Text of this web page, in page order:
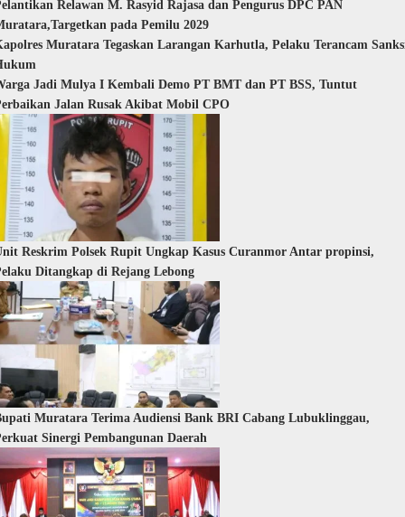
Relawan M. Rasyid Rajasa dan Pengurus DPC PAN
pada Pemilu 2029
Muratara Tegaskan Larangan Karhutla, Pelaku Terancam
Jadi Mulya I Kembali Demo PT BMT dan PT BSS, Tuntut
Jalan Rusak Akibat Mobil CPO
Reskrim Polsek Rupit Ungkap Kasus Curanmor Antar propinsi,
Ditangkap di Rejang Lebong
Muratara Terima Audiensi Bank BRI Cabang Lubuklinggau,
Sinergi Pembangunan Daerah